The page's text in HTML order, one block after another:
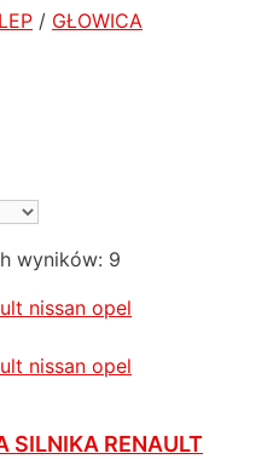
/ GŁOWICA
wyników: 9
SILNIKA RENAULT